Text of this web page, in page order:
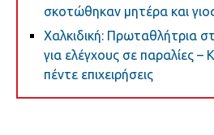
σκοτώθηκαν μητέρα και
Χαλκιδική: Πρωταθλήτρια
για ελέγχους σε παραλίες –
πέντε επιχειρήσεις